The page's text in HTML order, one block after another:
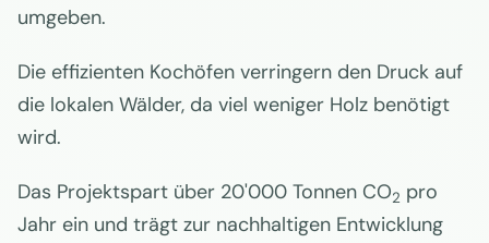
umgeben.
Die effizienten Kochöfen verringern den Druck auf
die lokalen Wälder, da viel weniger Holz benötigt
wird.
Das Projektspart über 20'000 Tonnen CO2 pro
Jahr ein und trägt zur nachhaltigen Entwicklung